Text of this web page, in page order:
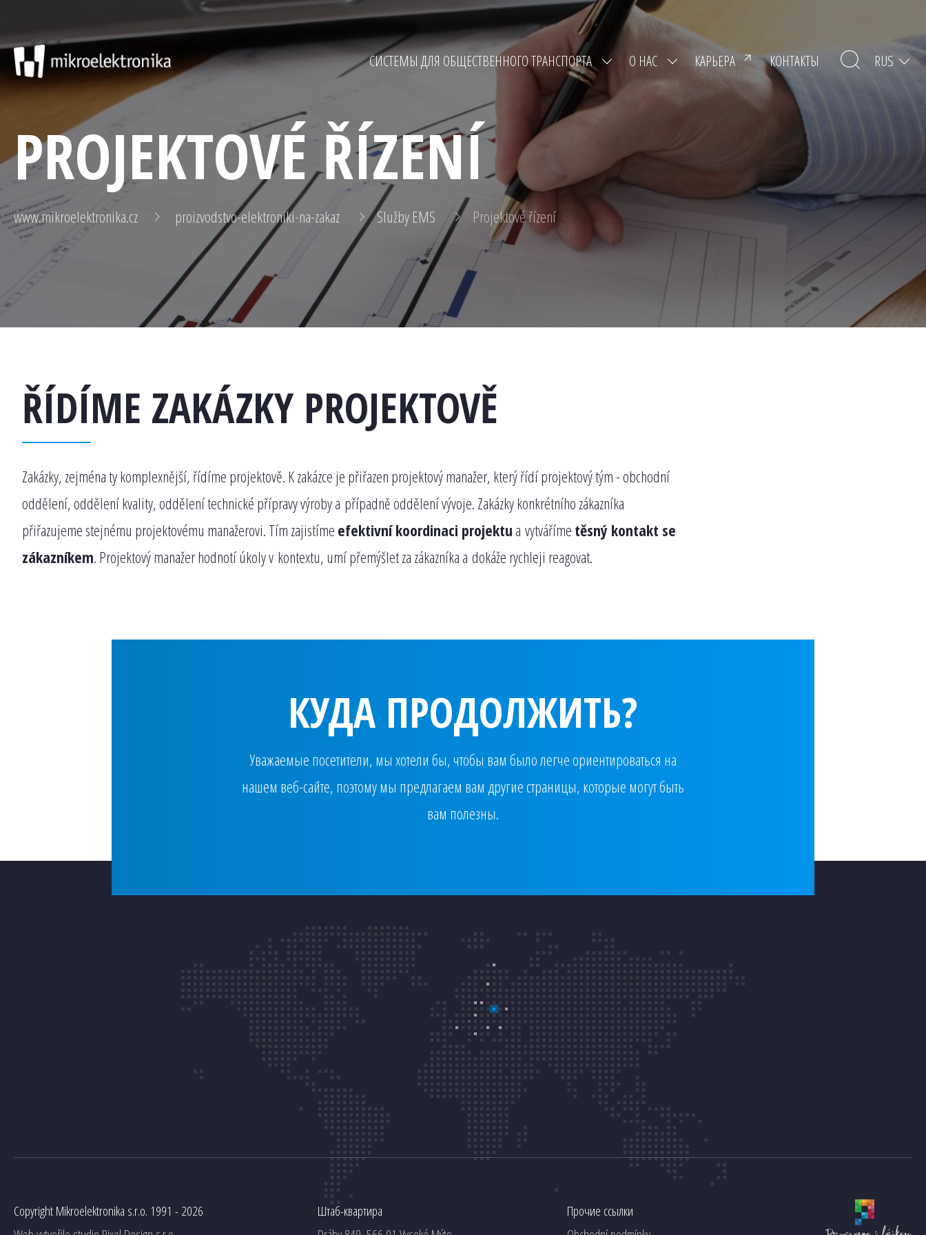
СИСТЕМЫ ДЛЯ ОБЩЕСТВЕННОГО ТРАНСПОРТА О НАС КАРЬЕРА КОНТАКТЫ RUS
PROJEKTOVÉ ŘÍZENÍ
www.mikroelektronika.cz proizvodstvo-elektroniki-na-zakaz Služby EMS Projektové řízení
ŘÍDÍME ZAKÁZKY PROJEKTOVĚ
Zakázky, zejména ty komplexnější, řídíme projektově. K zakázce je přiřazen projektový manažer, který řídí projektový tým - obchodní
oddělení, oddělení kvality, oddělení technické přípravy výroby a případně oddělení vývoje. Zakázky konkrétního zákazníka
přiřazujeme stejnému projektovému manažerovi. Tím zajistíme efektivní koordinaci projektu a vytváříme těsný kontakt se
zákazníkem. Projektový manažer hodnotí úkoly v kontextu, umí přemýšlet za zákazníka a dokáže rychleji reagovat.
КУДА ПРОДОЛЖИТЬ?
Уважаемые посетители, мы хотели бы, чтобы вам было легче ориентироваться на
нашем веб-сайте, поэтому мы предлагаем вам другие страницы, которые могут быть
вам полезны.
Copyright Mikroelektronika s.r.o. 1991 - 2026
Штаб-квартира
Прочие ссылки